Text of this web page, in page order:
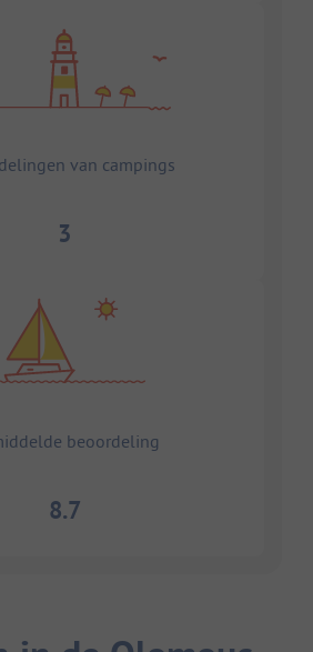
van campings
3
beoordeling
8.7